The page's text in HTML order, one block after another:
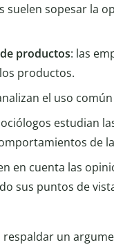
suelen sopesar la
productos: las
productos.
el uso
estudian
de
en cuenta las
sus puntos de
un